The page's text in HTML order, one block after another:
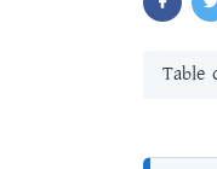
Table